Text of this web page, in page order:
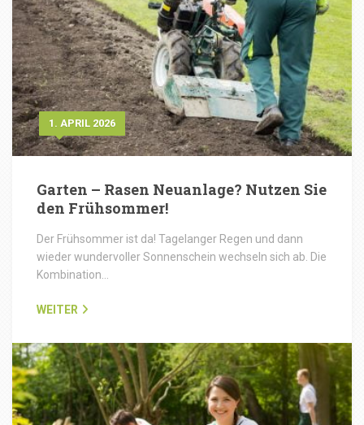
1. APRIL 2026
Garten – Rasen Neuanlage? Nutzen Sie
den Frühsommer!
Der Frühsommer ist da! Tagelanger Regen und dann
wieder wundervoller Sonnenschein wechseln sich ab. Die
Kombination…
WEITER